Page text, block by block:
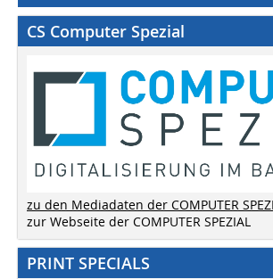
CS Computer Spezial
zu den Mediadaten der COMPUTER
zur Webseite der COMPUTER SPEZIAL
PRINT SPECIALS